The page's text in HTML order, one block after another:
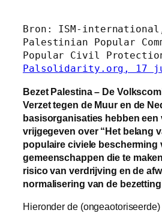
Bron: ISM-
Palestinian Popular
Popular Civil
Palsolidarity.org, 17
Bezet Palestina – De
Verzet tegen de Muur en de
basisorganisaties hebben een
vrijgegeven over “Het belang
populaire civiele bescherming
gemeenschappen die te
risico van verdrijving en de
normalisering van de
Hieronder de